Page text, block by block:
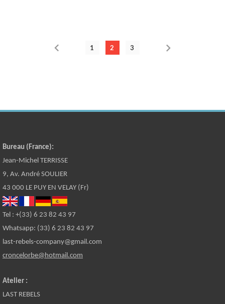
 1 2 3 
Bureau (France):
Jean-Michel TERRISSE
9, Av. André SOULIER
43 000 LE PUY EN VELAY (Fr)
Tel : +(33) 6 23 82 43 97
Whatsapp: (33) 6 23 82 43 97
last-rebels-company@gmail.com
croncelorbe@hotmail.com
Atelier :
LAST REBELS